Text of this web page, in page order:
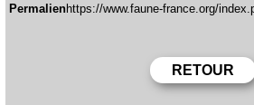
Permalien